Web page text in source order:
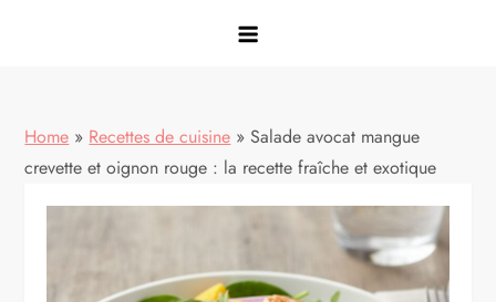
Home » Recettes de cuisine » Salade avocat mangue
crevette et oignon rouge : la recette fraîche et exotique